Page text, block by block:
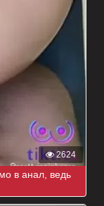
2624
в анал, ведь